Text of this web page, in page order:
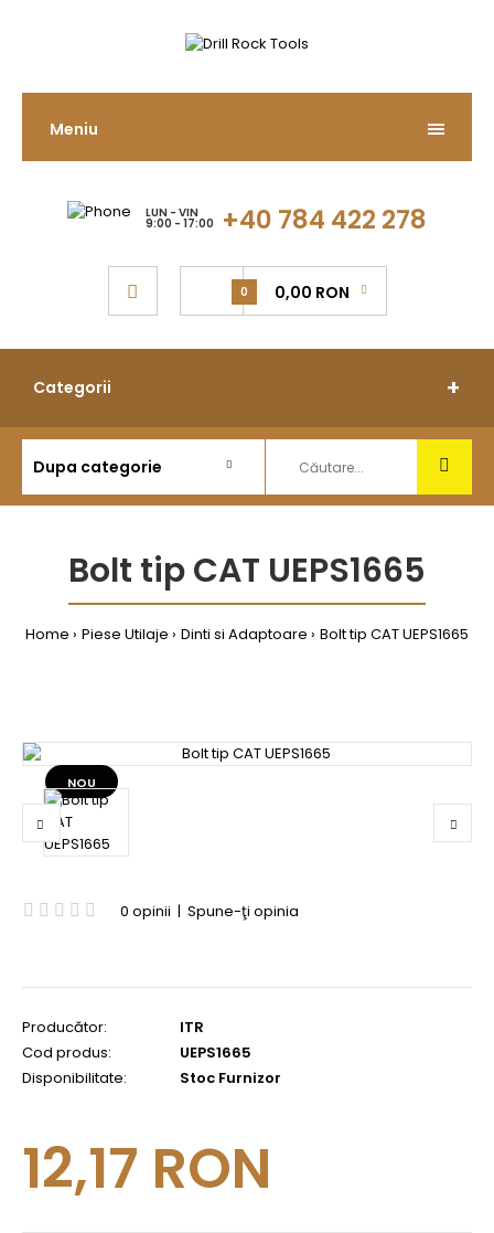
Meniu
LUN - VIN
9:00 - 17:00 +40 784 422 278
0 0,00 RON
Categorii
Bolt tip CAT UEPS1665
Home Piese Utilaje Dinti si Adaptoare Bolt tip CAT UEPS1665
NOU
0 opinii | Spune-ţi opinia
Producător:
ITR
Cod produs:
UEPS1665
Disponibilitate:
Stoc Furnizor
12,17 RON